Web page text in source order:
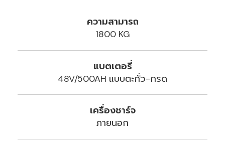
ความสามารถ
1800 KG
แบตเตอรี่
48V/500AH แบบตะกั่ว-กรด
เครื่องชาร์จ
ภายนอก